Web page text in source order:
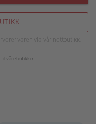
varen via vår nettbutikk.
til våre butikker